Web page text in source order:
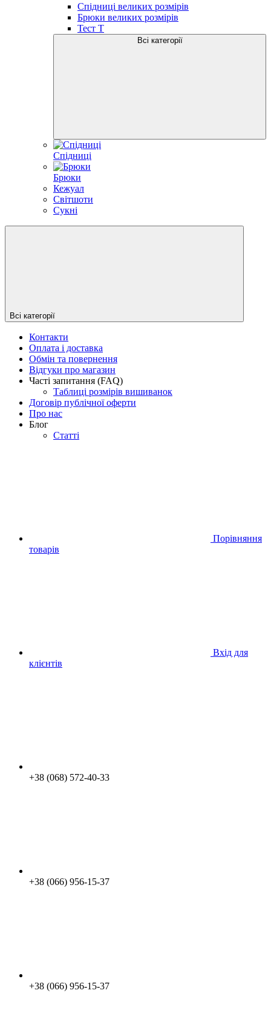
Спідниці великих розмірів
Брюки великих розмірів
Тест Т
Всі категорії
Спідниці
Брюки
Кежуал
Світшоти
Сукні
Всі категорії
Контакти
Оплата і доставка
Обмін та повернення
Відгуки про магазин
Часті запитання (FAQ)
Таблиці розмірів вишиванок
Договір публічної оферти
Про нас
Блог
Статті
Порівняння
товарів
Вхід для
клієнтів
+38 (068) 572-40-33
+38 (066) 956-15-37
+38 (066) 956-15-37